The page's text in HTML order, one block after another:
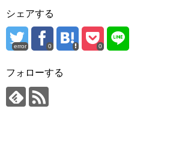
シェアする
error 0 0
フォローする